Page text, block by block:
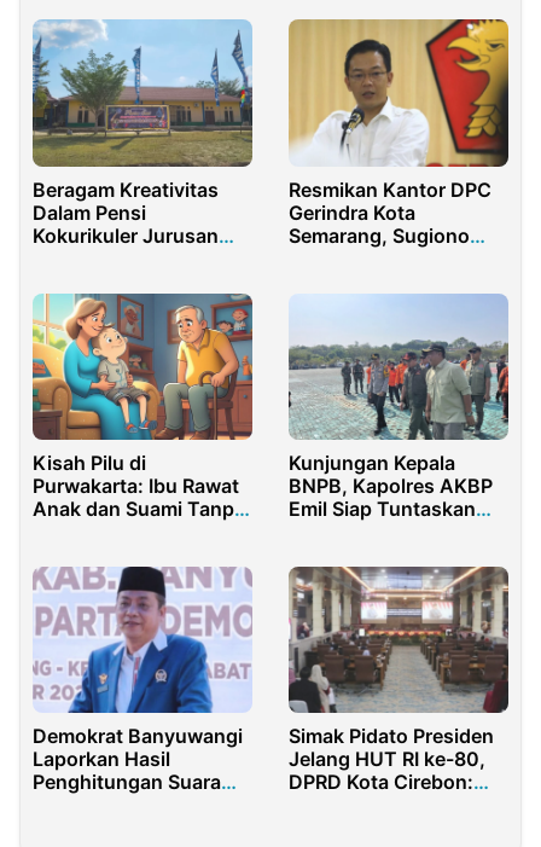
Beragam Kreativitas
Dalam Pensi
Kokurikuler Jurusan
Resmikan Kantor DPC
Gerindra Kota
Semarang, Sugiono
Kisah Pilu di
Purwakarta: Ibu Rawat
Anak dan Suami Tanpa
Kunjungan Kepala
BNPB, Kapolres AKBP
Emil Siap Tuntaskan
Demokrat Banyuwangi
Laporkan Hasil
Penghitungan Suara
Simak Pidato Presiden
Jelang HUT RI ke-80,
DPRD Kota Cirebon: